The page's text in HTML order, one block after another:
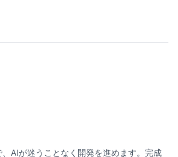
AIが迷うことなく開発を進めます。完成